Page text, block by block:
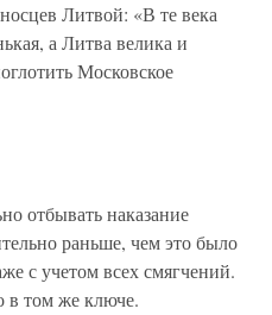
Литвой: «В те века
а Литва велика и
Московское
отбывать наказание
раньше, чем это было
с учетом всех смягчений.
в том же ключе.